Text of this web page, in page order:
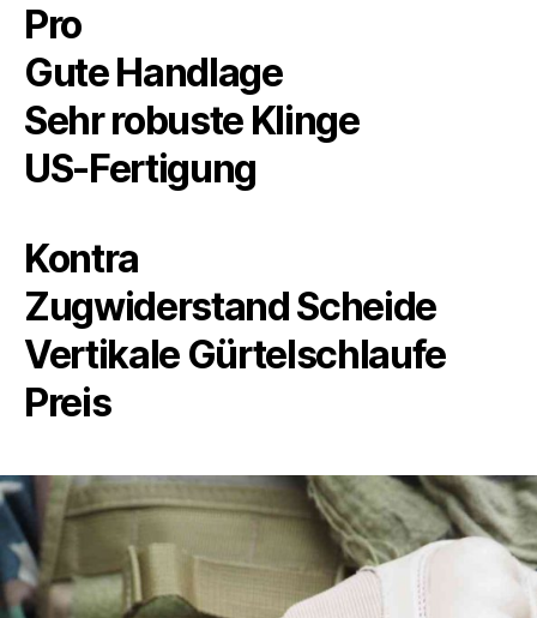
Pro
Gute Handlage
Sehr robuste Klinge
US-Fertigung
Kontra
Zugwiderstand Scheide
Vertikale Gürtelschlaufe
Preis